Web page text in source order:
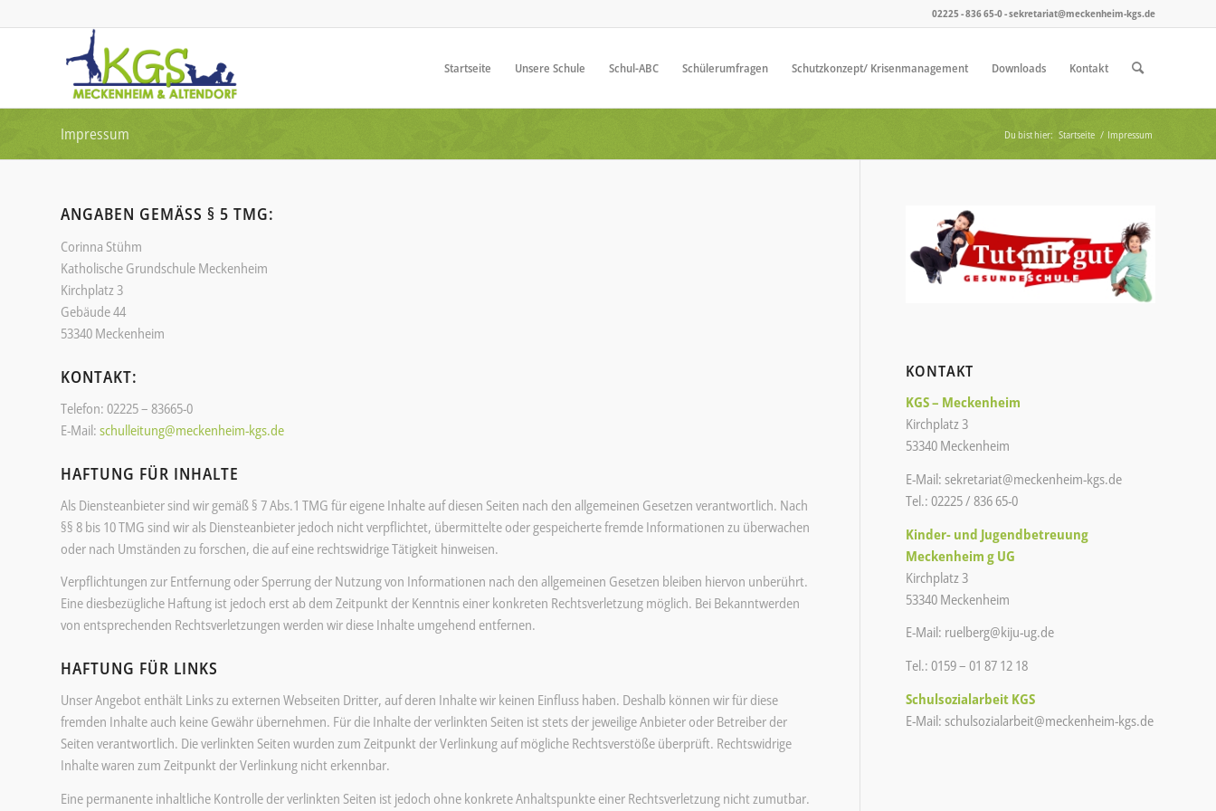
02225 - 836 65-0 - sekretariat@meckenheim-kgs.de
Startseite Unsere Schule Schul-ABC Schülerumfragen Schutzkonzept/ Krisenmanagement Downloads Kontakt
Impressum Du bist hier: Startseite / Impressum
ANGABEN GEMÄSS § 5 TMG:
Corinna Stühm
Katholische Grundschule Meckenheim
Kirchplatz 3
Gebäude 44
53340 Meckenheim
KONTAKT:
Telefon: 02225 – 83665-0
E-Mail: schulleitung@meckenheim-kgs.de
HAFTUNG FÜR INHALTE
Als Diensteanbieter sind wir gemäß § 7 Abs.1 TMG für eigene Inhalte auf diesen Seiten nach den allgemeinen Gesetzen verantwortlich. Nach
§§ 8 bis 10 TMG sind wir als Diensteanbieter jedoch nicht verpflichtet, übermittelte oder gespeicherte fremde Informationen zu überwachen
oder nach Umständen zu forschen, die auf eine rechtswidrige Tätigkeit hinweisen.
Verpflichtungen zur Entfernung oder Sperrung der Nutzung von Informationen nach den allgemeinen Gesetzen bleiben hiervon unberührt.
Eine diesbezügliche Haftung ist jedoch erst ab dem Zeitpunkt der Kenntnis einer konkreten Rechtsverletzung möglich. Bei Bekanntwerden
von entsprechenden Rechtsverletzungen werden wir diese Inhalte umgehend entfernen.
HAFTUNG FÜR LINKS
Unser Angebot enthält Links zu externen Webseiten Dritter, auf deren Inhalte wir keinen Einfluss haben. Deshalb können wir für diese
fremden Inhalte auch keine Gewähr übernehmen. Für die Inhalte der verlinkten Seiten ist stets der jeweilige Anbieter oder Betreiber der
Seiten verantwortlich. Die verlinkten Seiten wurden zum Zeitpunkt der Verlinkung auf mögliche Rechtsverstöße überprüft. Rechtswidrige
Inhalte waren zum Zeitpunkt der Verlinkung nicht erkennbar.
Eine permanente inhaltliche Kontrolle der verlinkten Seiten ist jedoch ohne konkrete Anhaltspunkte einer Rechtsverletzung nicht zumutbar.
KONTAKT
KGS – Meckenheim
Kirchplatz 3
53340 Meckenheim
E-Mail:sekretariat@meckenheim-kgs.de
Tel.: 02225 / 836 65-0
Kinder- und Jugendbetreuung
Meckenheim g UG
Kirchplatz 3
53340 Meckenheim
E-Mail: ruelberg@kiju-ug.de
Tel.: 0159 – 01 87 12 18
Schulsozialarbeit KGS
E-Mail:schulsozialarbeit@meckenheim-kgs.de